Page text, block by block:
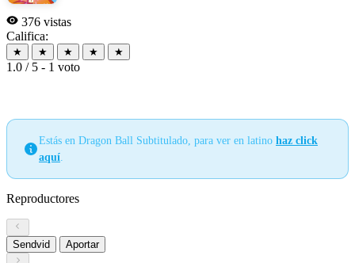
376 vistas
Califica:
★ ★ ★ ★ ★
1.0 / 5 - 1 voto
Estás en Dragon Ball Subtitulado, para ver en latino haz click
aquí
Reproductores
Sendvid Aportar